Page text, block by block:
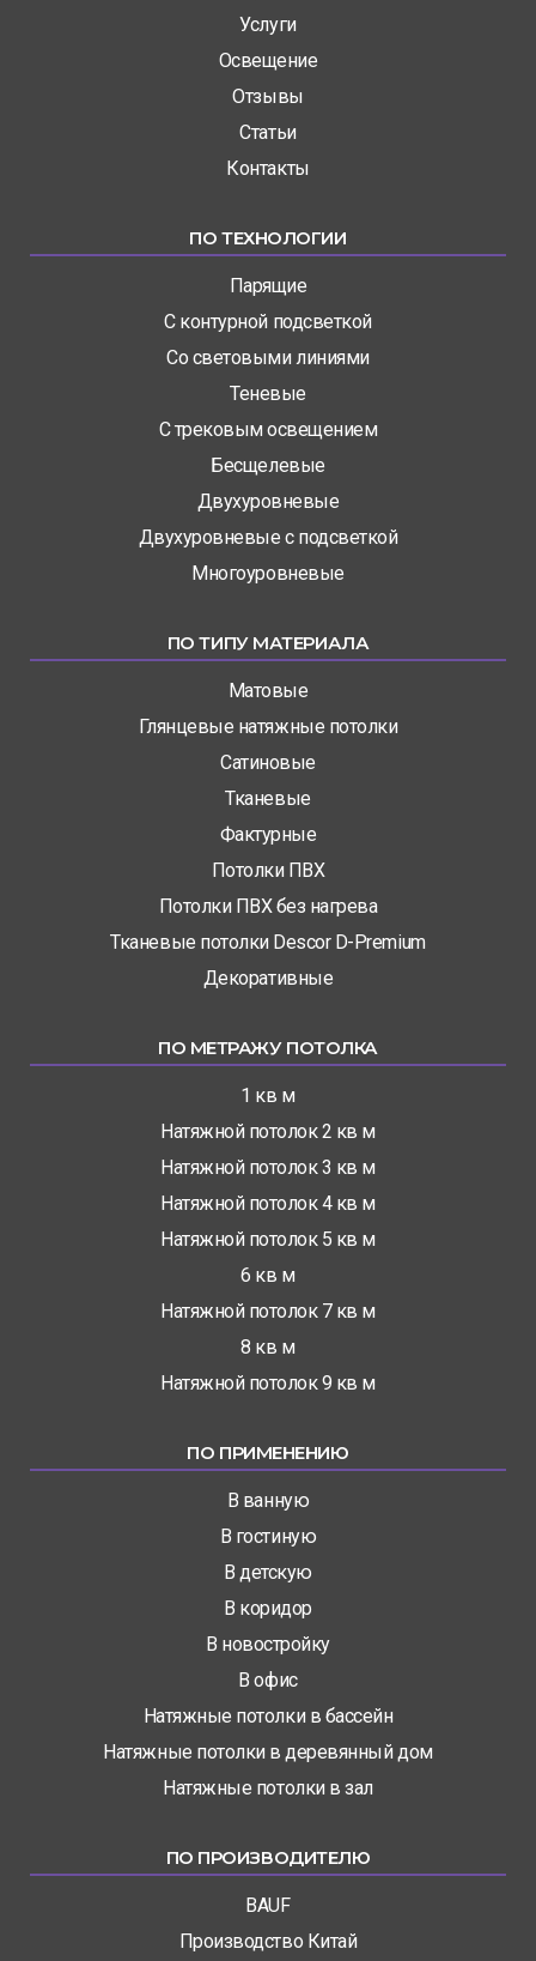
Услуги
Освещение
Отзывы
Статьи
Контакты
ПО ТЕХНОЛОГИИ
Парящие
С контурной подсветкой
Со световыми линиями
Теневые
С трековым освещением
Бесщелевые
Двухуровневые
Двухуровневые с подсветкой
Многоуровневые
ПО ТИПУ МАТЕРИАЛА
Матовые
Глянцевые натяжные потолки
Сатиновые
Тканевые
Фактурные
Потолки ПВХ
Потолки ПВХ без нагрева
Тканевые потолки Descor D-Premium
Декоративные
ПО МЕТРАЖУ ПОТОЛКА
1 кв м
Натяжной потолок 2 кв м
Натяжной потолок 3 кв м
Натяжной потолок 4 кв м
Натяжной потолок 5 кв м
6 кв м
Натяжной потолок 7 кв м
8 кв м
Натяжной потолок 9 кв м
ПО ПРИМЕНЕНИЮ
В ванную
В гостиную
В детскую
В коридор
В новостройку
В офис
Натяжные потолки в бассейн
Натяжные потолки в деревянный дом
Натяжные потолки в зал
ПО ПРОИЗВОДИТЕЛЮ
BAUF
Производство Китай